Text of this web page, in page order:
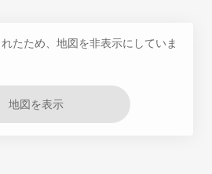
たため、地図を非表示にしていま
地図を表示